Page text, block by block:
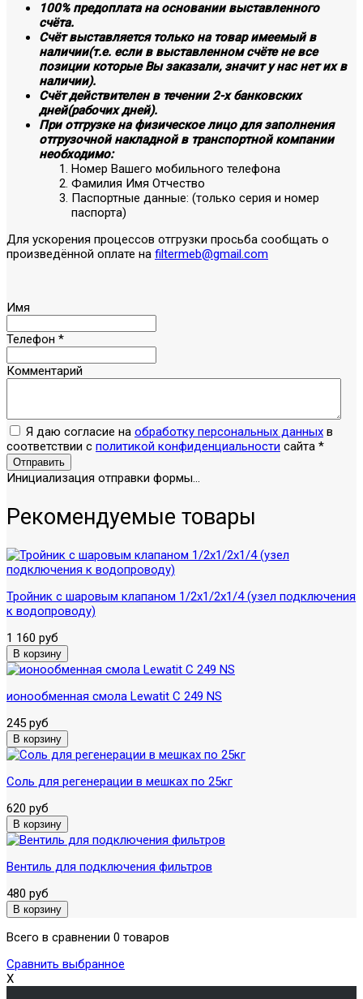
100% предоплата на основании выставленного
счёта.
Счёт выставляется только на товар имеемый в
наличии(т.е. если в выставленном счёте не все
позиции которые Вы заказали, значит у нас нет их в
наличии).
Счёт действителен в течении 2-х банковских
дней(рабочих дней).
При отгрузке на физическое лицо для заполнения
отгрузочной накладной в транспортной компании
необходимо:
Номер Вашего мобильного телефона
Фамилия Имя Отчество
Паспортные данные: (только серия и номер
паспорта)
Для ускорения процессов отгрузки просьба сообщать о
произведённой оплате на filtermeb@gmail.com
Имя
Телефон *
Комментарий
Я даю согласие на обработку персональных данных в
соответствии с политикой конфиденциальности сайта *
Отправить
Инициализация отправки формы...
Рекомендуемые товары
Тройник с шаровым клапаном 1/2х1/2х1/4 (узел подключения
к водопроводу)
1 160 руб
ионообменная смола Lewatit C 249 NS
245 руб
Соль для регенерации в мешках по 25кг
620 руб
Вентиль для подключения фильтров
480 руб
Всего в сравнении 0 товаров
Сравнить выбранное
X